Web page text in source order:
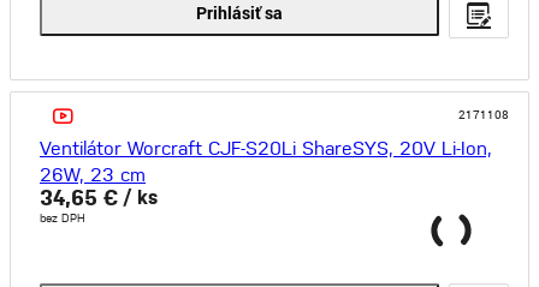
Prihlásiť sa
2171108
Ventilátor Worcraft CJF-S20Li ShareSYS, 20V Li-Ion,
26W, 23 cm
34,65 € / ks
bez DPH